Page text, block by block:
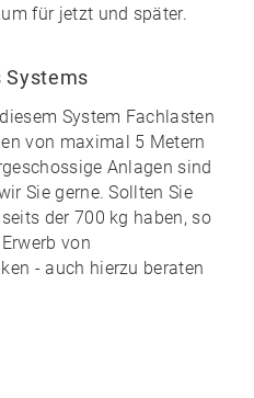
für jetzt und später.
Systems
System Fachlasten
von maximal 5 Metern
Anlagen sind
Sie gerne. Sollten Sie
der 700 kg haben, so
von
- auch hierzu beraten